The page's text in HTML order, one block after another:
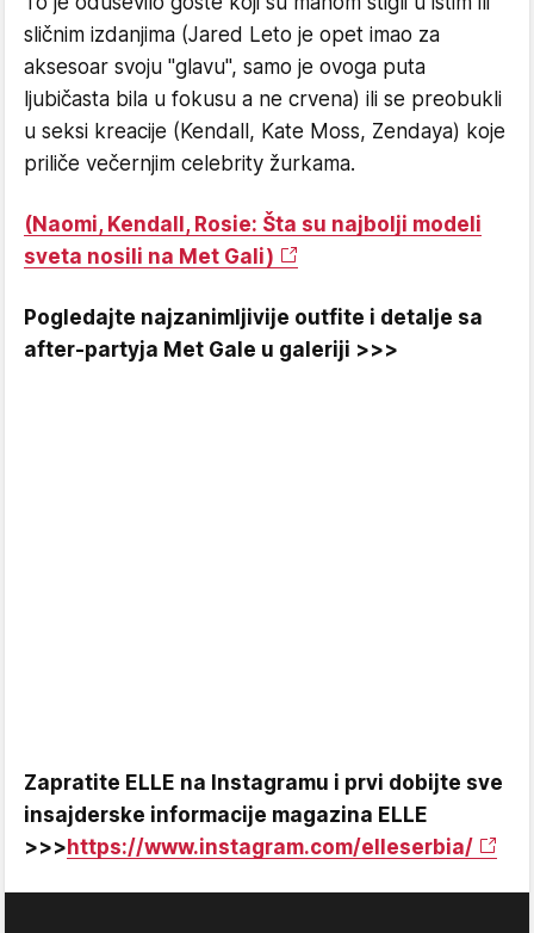
sličnim izdanjima (Jared Leto je opet imao za
aksesoar svoju "glavu", samo je ovoga puta
ljubičasta bila u fokusu a ne crvena) ili se preobukli
u seksi kreacije (Kendall, Kate Moss, Zendaya) koje
priliče večernjim celebrity žurkama.
(Naomi, Kendall, Rosie: Šta su najbolji modeli
sveta nosili na Met Gali)
Pogledajte najzanimljivije outfite i detalje sa
after-partyja Met Gale u galeriji >>>
Zapratite ELLE na Instagramu i prvi dobijte sve
insajderske informacije magazina ELLE
>>>https://www.instagram.com/elleserbia/